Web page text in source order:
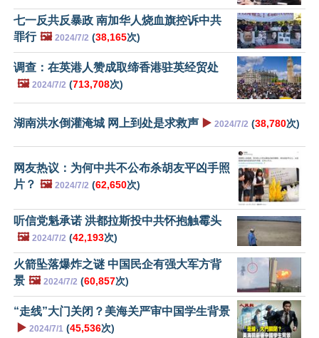
七一反共反暴政 南加华人烧血旗控诉中共
罪行 🖼️ 2024/7/2 (38,165次)
调查：在英港人赞成取缔香港驻英经贸处
🖼️ 2024/7/2 (713,708次)
湖南洪水倒灌淹城 网上到处是求救声 ▶️ 2024/7/2 (38,780次)
网友热议：为何中共不公布杀胡友平凶手照
片？ 🖼️ 2024/7/2 (62,650次)
听信党魁承诺 洪都拉斯投中共怀抱触霉头
🖼️ 2024/7/2 (42,193次)
火箭坠落爆炸之谜 中国民企有强大军方背
景 🖼️ 2024/7/2 (60,857次)
“走线”大门关闭？美海关严审中国学生背景
▶️ 2024/7/1 (45,536次)